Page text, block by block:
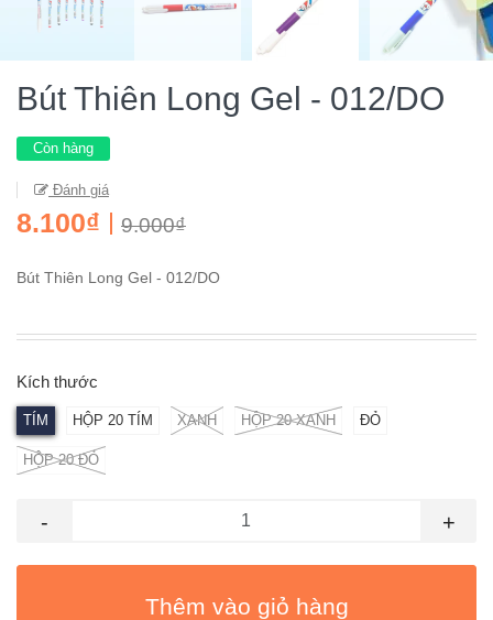
Bút Thiên Long Gel - 012/DO
Còn hàng
Đánh giá
8.100₫ 9.000₫
Bút Thiên Long Gel - 012/DO
Kích thước
TÍM HỘP 20 TÍM XANH HỘP 20 XANH ĐỎ
HỘP 20 ĐỎ
- +
Thêm vào giỏ hàng